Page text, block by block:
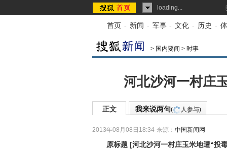
loading...
首页 - 新闻 - 军事 - 文化 - 历史 -
> 国内要闻 > 时事
河北沙河一村庄
正文 我来说两句( 人参与)
2013年08月08日18:34 来源： 中国新闻网
原标题 [河北沙河一村庄玉米地遭“投